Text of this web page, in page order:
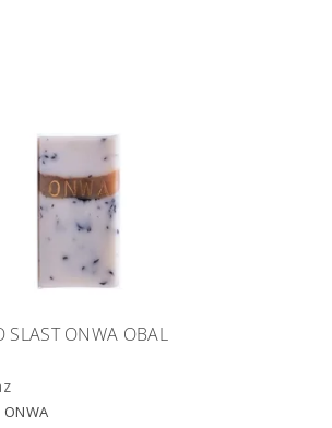
SLAST ONWA OBAL
ONWA